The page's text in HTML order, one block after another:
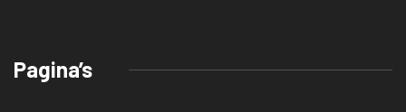
Pagina’s